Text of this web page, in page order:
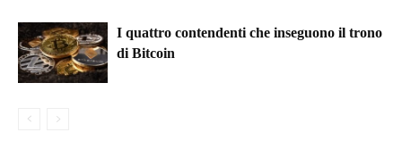
I quattro contendenti che inseguono il trono
di Bitcoin